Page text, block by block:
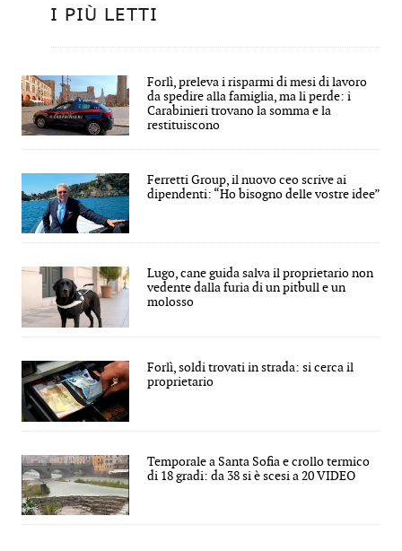
I PIÙ LETTI
Forlì, preleva i risparmi di mesi di lavoro
da spedire alla famiglia, ma li perde: i
Carabinieri trovano la somma e la
restituiscono
Ferretti Group, il nuovo ceo scrive ai
dipendenti: “Ho bisogno delle vostre idee”
Lugo, cane guida salva il proprietario non
vedente dalla furia di un pitbull e un
molosso
Forlì, soldi trovati in strada: si cerca il
proprietario
Temporale a Santa Sofia e crollo termico
di 18 gradi: da 38 si è scesi a 20 VIDEO